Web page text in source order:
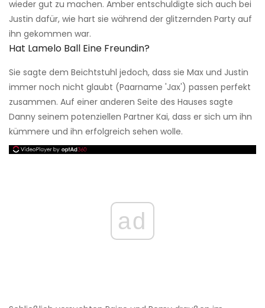
wieder gut zu machen. Amber entschuldigte sich auch bei
Justin dafür, wie hart sie während der glitzernden Party auf
ihn gekommen war.
Hat Lamelo Ball Eine Freundin?
Sie sagte dem Beichtstuhl jedoch, dass sie Max und Justin
immer noch nicht glaubt (Paarname 'Jax') passen perfekt
zusammen. Auf einer anderen Seite des Hauses sagte
Danny seinem potenziellen Partner Kai, dass er sich um ihn
kümmere und ihn erfolgreich sehen wolle.
ad